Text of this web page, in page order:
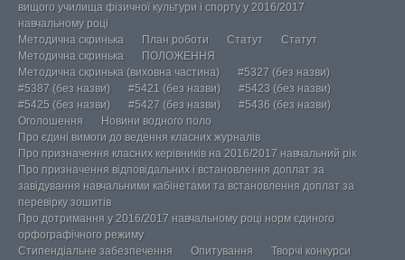
вищого училища фізичної культури і спорту у 2016/2017
навчальному році
Методична скринька
План роботи Статут
Статут
Методична скринька
ПОЛОЖЕННЯ
Методична скринька (виховна частина)
#5327 (без назви)
#5387 (без назви)
#5421 (без назви)
#5423 (без назви)
#5425 (без назви)
#5427 (без назви)
#5436 (без назви)
Оголошення
Новини водного поло
Про єдині вимоги до ведення класних журналів
Про призначення класних керівників на 2016/2017 навчальний рік
Про призначення відповідальних і встановлення доплат за
завідування навчальними кабінетами та встановлення доплат за
перевірку зошитів
Про дотримання у 2016/2017 навчальному році норм єдиного
орфографічного режиму
Стипендіальне забезпечення
Опитування
Творчі конкурси